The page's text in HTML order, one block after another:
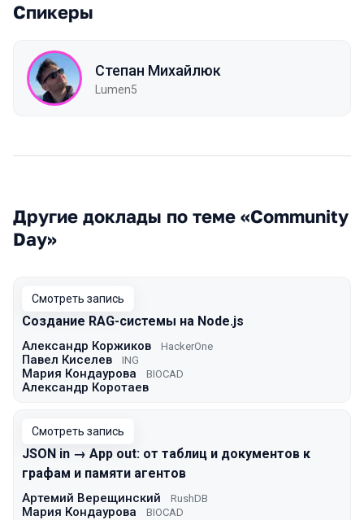
Спикеры
Степан Михайлюк
Lumen5
Другие доклады по теме «Community
Day»
Смотреть запись
Создание RAG-системы на Node.js
Александр Коржиков HackerOne
Павел Киселев ING
Мария Кондаурова BIOCAD
Александр Коротаев
Смотреть запись
JSON in → App out: от таблиц и документов к
графам и памяти агентов
Артемий Верещинский RushDB
Мария Кондаурова BIOCAD